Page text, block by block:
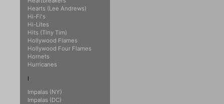
Hearts (Lee Andrews)
Hi-Fi's
Hi-Lites
Hits (Tiny Tim)
Hollywood Flames
Hollywood Four Flames
Hornets
Hurricanes
I
Impalas (NY)
Impalas (DC)